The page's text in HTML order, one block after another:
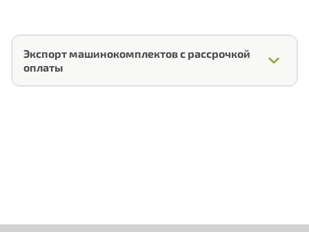
Экспорт машинокомплектов с рассрочкой
оплаты
Перечень документов